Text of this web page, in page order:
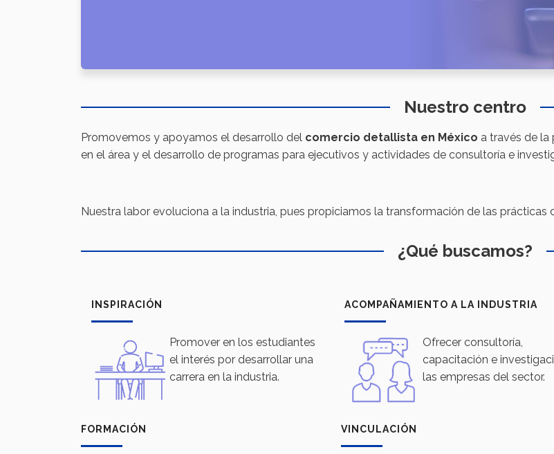
Nuestro centro
Promovemos y apoyamos el desarrollo del comercio detallista en México a través de la
en el área y el desarrollo de programas para ejecutivos y actividades de consultoría e
Nuestra labor evoluciona a la industria, pues propiciamos la transformación de las prácticas
¿Qué buscamos?
INSPIRACIÓN
Promover en los estudiantes
el interés por desarrollar una
carrera en la industria.
ACOMPAÑAMIENTO A LA INDUSTRIA
Ofrecer consultoría,
capacitación e
las empresas del sector.
FORMACIÓN VINCULACIÓN